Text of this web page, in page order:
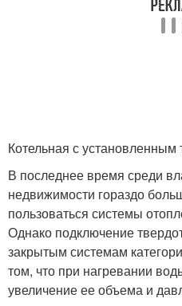
Котельная с
В последнее время среди
недвижимости гораздо
пользоваться системы
Однако подключение
закрытым системам
том, что при нагревании
увеличение ее объема и